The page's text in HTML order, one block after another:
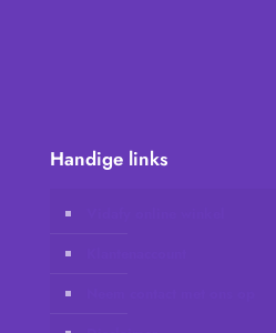
Handige links